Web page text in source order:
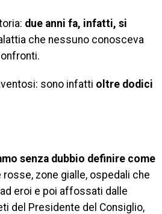
due anni fa, infatti, si
che nessuno conosceva
sono infatti oltre dodici
senza dubbio definire come
rosse, zone gialle, ospedali che
eroi e poi affossati dalle
del Presidente del Consiglio,